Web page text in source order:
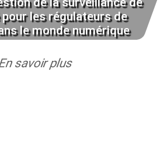
les régulateurs de
le monde numérique
savoir plus